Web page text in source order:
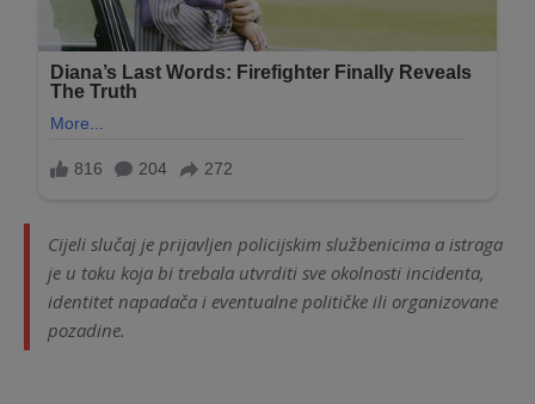
Cijeli slučaj je prijavljen policijskim službenicima a istraga
je u toku koja bi trebala utvrditi sve okolnosti incidenta,
identitet napadača i eventualne političke ili organizovane
pozadine.